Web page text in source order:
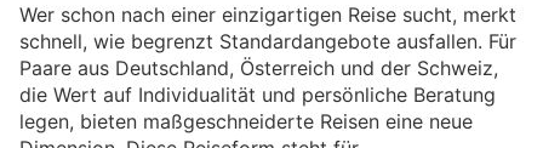
Wer schon nach einer einzigartigen Reise sucht, merkt
schnell, wie begrenzt Standardangebote ausfallen. Für
Paare aus Deutschland, Österreich und der Schweiz,
die Wert auf Individualität und persönliche Beratung
legen, bieten maßgeschneiderte Reisen eine neue